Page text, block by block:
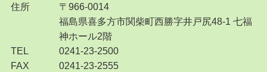
住所
〒966-0014
福島県喜多方市関柴町西勝字井戸尻48-1 七福
神ホール2階
TEL
0241-23-2500
FAX
0241-23-2555